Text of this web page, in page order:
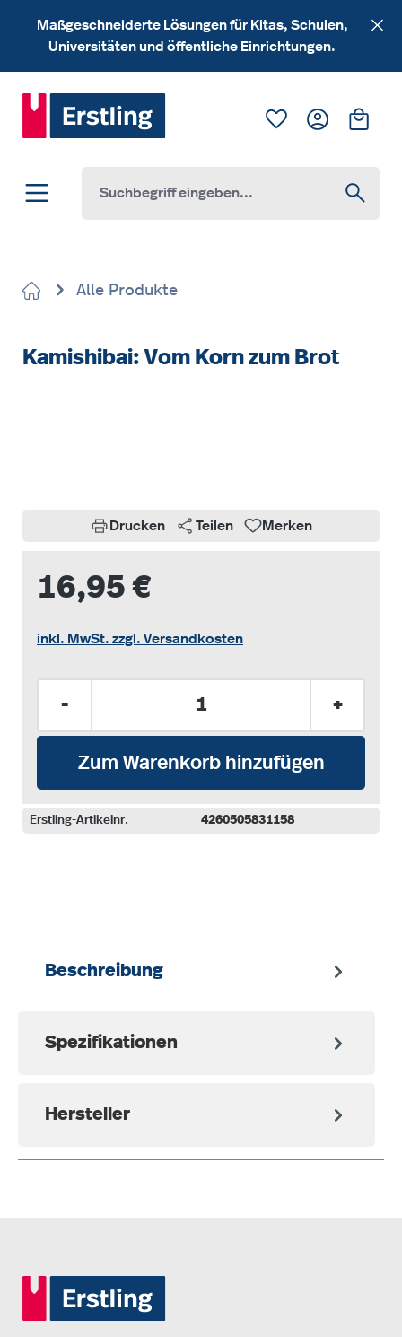
Zum Hauptinhalt springen
Maßgeschneiderte Lösungen für Kitas, Schulen,
Universitäten und öffentliche Einrichtungen.
Du hast 0
Alle Produkte
Kamishibai: Vom Korn zum Brot
Drucken Teilen Merken
16,95 €
inkl. MwSt. zzgl. Versandkosten
- +
Zum Warenkorb hinzufügen
Erstling-Artikelnr. 4260505831158
Beschreibung
Spezifikationen
Hersteller